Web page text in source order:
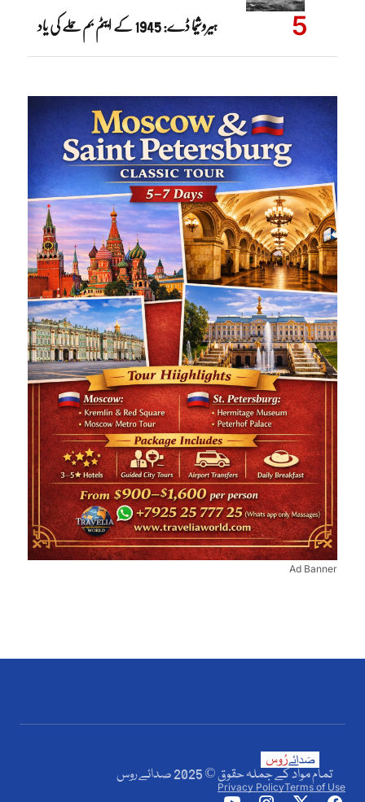
ہیروشیما ڈے: 1945 کے ایٹم بم حملے کی یاد
Ad Banner
تمام مواد کے جملہ حقوق © 2025 صدائے روس
Terms of Use
Privacy Policy